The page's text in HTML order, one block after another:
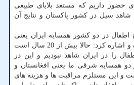
حضور داریم که مستعد بلایای طبیعی
سیل در کشور پاکستان و نتایج آن
اطفال در دو کشور همسایه ایران یعنی
افغانستان و پاکستان اشاره و اشاره کرد: حالا بیش از 20 سال است
را در ایران شاهد نبودیم و این در
دو همسایه شرقی ما یعنی افغانستان و
و این مستلزم مراقبت ها و هزینه های